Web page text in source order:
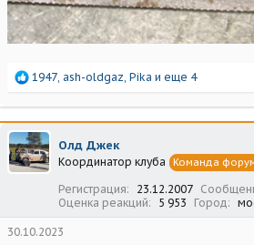
Р
а
к
ц
и
и
1947, ash-oldgaz, Pika и еще 4
Олд Джек
Координатор клуба Команда
Регистрация 23.12.2007
Оценка реакций
5 953 Город
30.10.2023